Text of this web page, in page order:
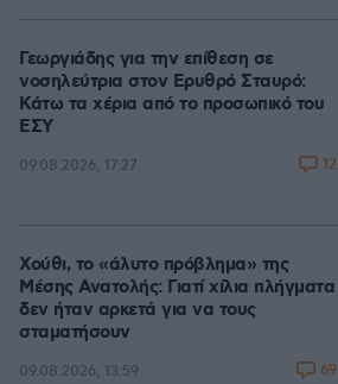
Γεωργιάδης για την επίθεση σε
νοσηλεύτρια στον Ερυθρό Σταυρό:
Κάτω τα χέρια από το προσωπικό του
ΕΣΥ
09.08.2026, 17:27 12
Χούθι, το «άλυτο πρόβλημα» της
Μέσης Ανατολής: Γιατί χίλια πλήγματα
δεν ήταν αρκετά για να τους
σταματήσουν
09.08.2026, 13:59 69